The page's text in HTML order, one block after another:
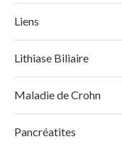
Liens
Lithiase Biliaire
Maladie de Crohn
Pancréatites